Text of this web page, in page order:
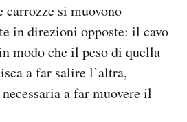
carrozze si muovono
in direzioni opposte: il cavo
modo che il peso di quella
a far salire l’altra,
a far muovere il